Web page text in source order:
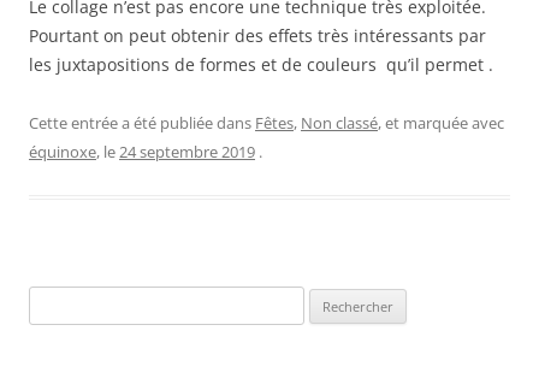
Le collage n’est pas encore une technique très exploitée.
Pourtant on peut obtenir des effets très intéressants par
les juxtapositions de formes et de couleurs qu’il permet .
Cette entrée a été publiée dans Fêtes, Non classé, et marquée avec
équinoxe, le24 septembre 2019 .